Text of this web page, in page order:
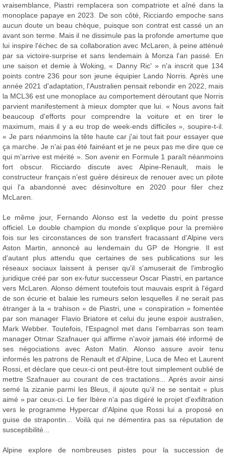
vraisemblance, Piastri remplacera son compatriote et aîné dans la
monoplace papaye en 2023. De son côté, Ricciardo empoche sans
aucun doute un beau chèque, puisque son contrat est cassé un an
avant son terme. Mais il ne dissimule pas la profonde amertume que
lui inspire l'échec de sa collaboration avec McLaren, à peine atténué
par sa victoire-surprise et sans lendemain à Monza l'an passé. En
une saison et demie à Woking, « Danny Ric' » n'a inscrit que 134
points contre 236 pour son jeune équipier Lando Norris. Après une
année 2021 d'adaptation, l'Australien pensait rebondir en 2022, mais
la MCL36 est une monoplace au comportement déroutant que Norris
parvient manifestement à mieux dompter que lui. « Nous avons fait
beaucoup d'efforts pour comprendre la voiture et en tirer le
maximum, mais il y a eu trop de week-ends difficiles », soupire-t-il.
« Je pars néanmoins la tête haute car j'ai tout fait pour essayer que
ça marche. Je n'ai pas été fainéant et je ne peux pas me dire que ce
qui m'arrive est mérité ». Son avenir en Formule 1 paraît néanmoins
fort obscur. Ricciardo discute avec Alpine-Renault, mais le
constructeur français n'est guère désireux de renouer avec un pilote
qui l'a abandonné avec désinvolture en 2020 pour filer chez
McLaren.
Le même jour, Fernando Alonso est la vedette du point presse
officiel. Le double champion du monde s'explique pour la première
fois sur les circonstances de son transfert fracassant d'Alpine vers
Aston Martin, annoncé au lendemain du GP de Hongrie. Il est
d'autant plus attendu que certaines de ses publications sur les
réseaux sociaux laissent à penser qu'il s'amuserait de l'imbroglio
juridique créé par son ex-futur successeur Oscar Piastri, en partance
vers McLaren. Alonso dément toutefois tout mauvais esprit à l'égard
de son écurie et balaie les rumeurs selon lesquelles il ne serait pas
étranger à la « trahison » de Piastri, une « conspiration » fomentée
par son manager Flavio Briatore et celui du jeune espoir australien,
Mark Webber. Toutefois, l'Espagnol met dans l'embarras son team
manager Otmar Szafnauer qui affirme n'avoir jamais été informé de
ses négociations avec Aston Matin. Alonso assure avoir tenu
informés les patrons de Renault et d'Alpine, Luca de Meo et Laurent
Rossi, et déclare que ceux-ci ont peut-être tout simplement oublié de
mettre Szafnauer au courant de ces tractations... Après avoir ainsi
semé la zizanie parmi les Bleus, il ajoute qu'il ne se sentait « plus
aimé » par ceux-ci. Le fier Ibère n'a pas digéré le projet d'exfiltration
vers le programme Hypercar d'Alpine que Rossi lui a proposé en
guise de strapontin... Voilà qui ne démentira pas sa réputation de
susceptibilité...
Alpine explore de nombreuses pistes pour la succession de